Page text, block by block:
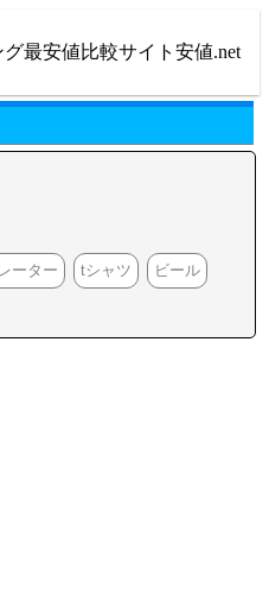
最安値比較サイト安値.net
ーター tシャツ ビール